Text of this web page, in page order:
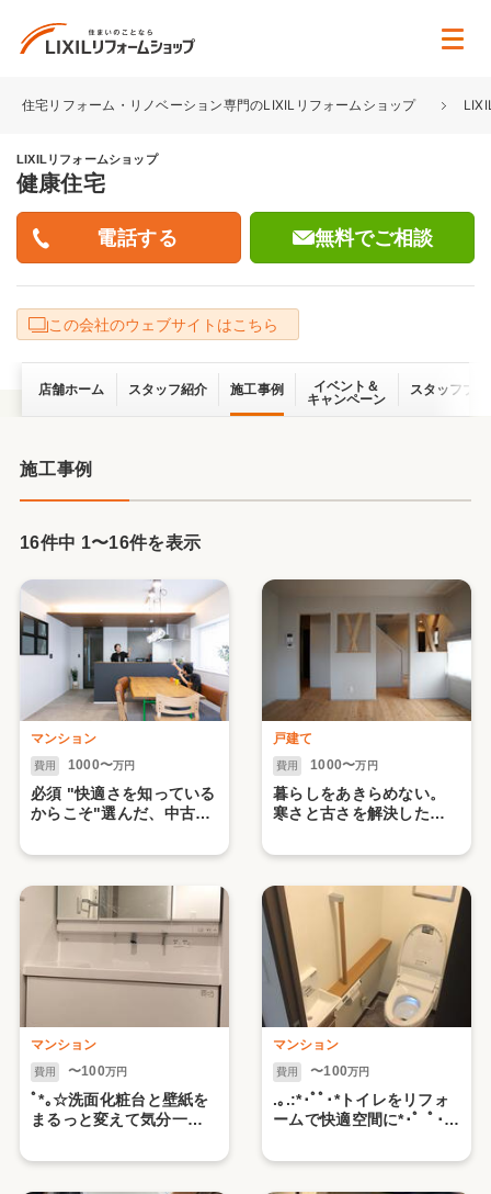
住宅リフォーム・リノベーション専門のLIXILリフォームショップ
LIXILリフォームショップ
健康住宅
無料でご相談
この会社のウェブサイトはこちら
店舗ホーム スタッフ紹介 施工事例
イベント＆
キャンペーン
スタッフブ
施工事例
16件中 1〜16件を表示
マンション
費用 1000〜万円
必須 "快適さを知っている
からこそ"選んだ、中古マ
戸建て
費用 1000〜万円
暮らしをあきらめない。
寒さと古さを解決した再
マンション
費用 〜100万円
ﾟ*｡☆洗面化粧台と壁紙を
まるっと変えて気分一新
勝手が良い快適空間へﾟ*｡
マンション
費用 〜100万円
.｡.:*･ﾟﾟ･*トイレをリフォ
ームで快適空間に*･゜ﾟ･*:
してみませんか？～